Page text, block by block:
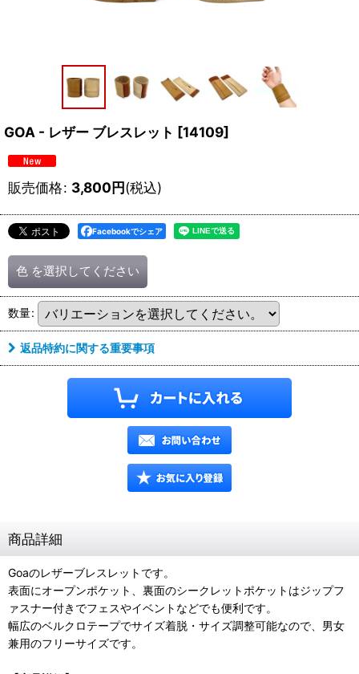
GOA - レザー ブレスレット [14109]
販売価格: 3,800円(税込)
Facebookでシェア
色 を選択してください
数量:
返品特約に関する重要事項
商品詳細
Goaのレザーブレスレットです。
表面にオープンポケット、裏面のシークレットポケットはジップフ
ァスナー付きでフェスやイベントなどでも便利です。
幅広のベルクロテープでサイズ着脱・サイズ調整可能なので、男女
兼用のフリーサイズです。